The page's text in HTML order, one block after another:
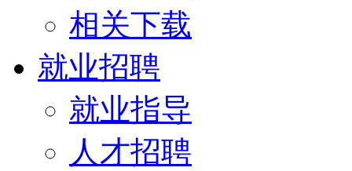
相关下载
就业招聘
就业指导
人才招聘